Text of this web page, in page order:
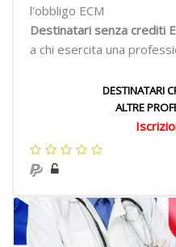
l'obbligo ECM
Destinatari senza crediti
a chi esercita una
DESTINATARI
ALTRE